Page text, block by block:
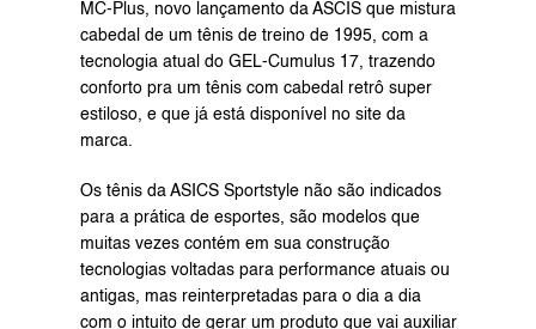
MC-Plus, novo lançamento da ASCIS que mistura
cabedal de um tênis de treino de 1995, com a
tecnologia atual do GEL-Cumulus 17, trazendo
conforto pra um tênis com cabedal retrô super
estiloso, e que já está disponível no site da
marca.
Os tênis da ASICS Sportstyle não são indicados
para a prática de esportes, são modelos que
muitas vezes contém em sua construção
tecnologias voltadas para performance atuais ou
antigas, mas reinterpretadas para o dia a dia
com o intuito de gerar um produto que vai auxiliar